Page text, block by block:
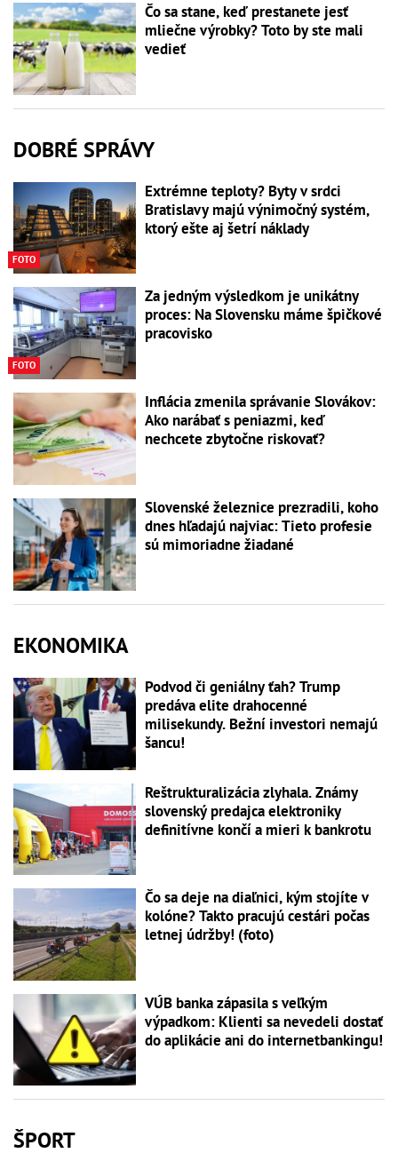
Čo sa stane, keď prestanete jesť
mliečne výrobky? Toto by ste mali
vedieť
DOBRÉ SPRÁVY
FOTO
Extrémne teploty? Byty v srdci
Bratislavy majú výnimočný systém,
ktorý ešte aj šetrí náklady
FOTO
Za jedným výsledkom je unikátny
proces: Na Slovensku máme špičkové
pracovisko
Inflácia zmenila správanie Slovákov:
Ako narábať s peniazmi, keď
nechcete zbytočne riskovať?
Slovenské železnice prezradili, koho
dnes hľadajú najviac: Tieto profesie
sú mimoriadne žiadané
EKONOMIKA
Podvod či geniálny ťah? Trump
predáva elite drahocenné
milisekundy. Bežní investori nemajú
šancu!
Reštrukturalizácia zlyhala. Známy
slovenský predajca elektroniky
definitívne končí a mieri k bankrotu
Čo sa deje na diaľnici, kým stojíte v
kolóne? Takto pracujú cestári počas
letnej údržby! (foto)
VÚB banka zápasila s veľkým
výpadkom: Klienti sa nevedeli dostať
do aplikácie ani do internetbankingu!
ŠPORT